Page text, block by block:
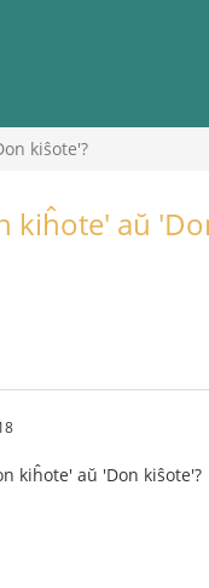
kiŝote'?
kiĥote' aŭ
kiĥote' aŭ 'Don kiŝote'?